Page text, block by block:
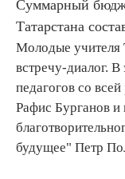
Суммарный
Татарстана
Молодые учителя
встречу-диалог.
педагогов со
Рафис Бурганов и
будущее" Петр